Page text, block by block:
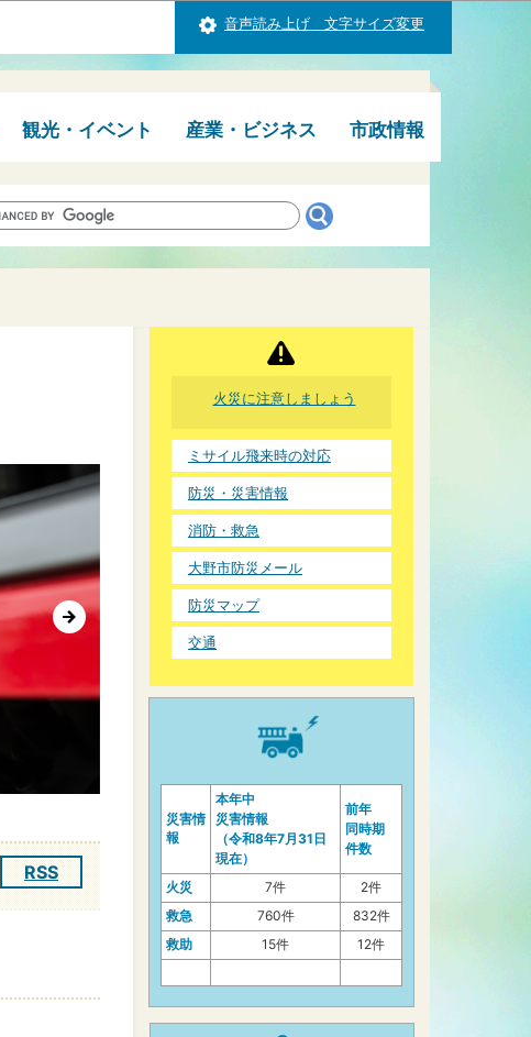
音声読み上げ 文字サイズ変更
観光・イベント 産業・ビジネス 市政情報
RSS
火災に注意しましょう
ミサイル飛来時の対応
防災・災害情報
消防・救急
大野市防災メール
防災マップ
交通
災害情
報
本年中
災害情報
（令和8年7月31日
現在）
前年
同時期
件数
火災 7件
2件
救急
760件
832件
救助
15件 12件